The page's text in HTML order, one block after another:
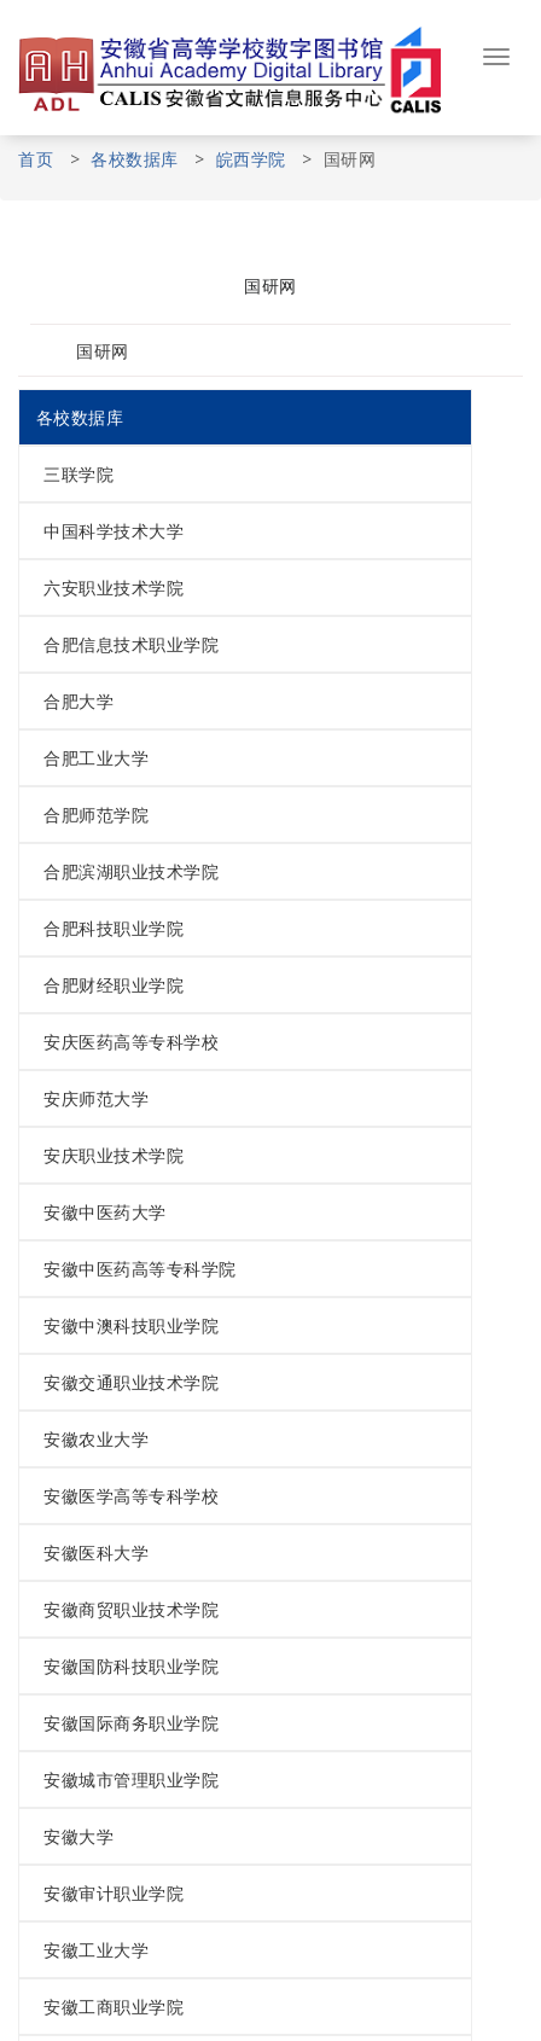
content
首页 > 各校数据库 > 皖西学院 > 国研网
国研网
国研网
各校数据库
三联学院
中国科学技术大学
六安职业技术学院
合肥信息技术职业学院
合肥大学
合肥工业大学
合肥师范学院
合肥滨湖职业技术学院
合肥科技职业学院
合肥财经职业学院
安庆医药高等专科学校
安庆师范大学
安庆职业技术学院
安徽中医药大学
安徽中医药高等专科学院
安徽中澳科技职业学院
安徽交通职业技术学院
安徽农业大学
安徽医学高等专科学校
安徽医科大学
安徽商贸职业技术学院
安徽国防科技职业学院
安徽国际商务职业学院
安徽城市管理职业学院
安徽大学
安徽审计职业学院
安徽工业大学
安徽工商职业学院